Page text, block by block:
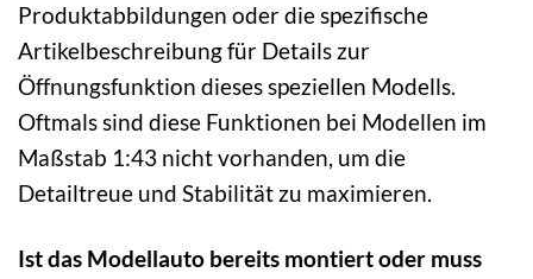
Produktabbildungen oder die spezifische
Artikelbeschreibung für Details zur
Öffnungsfunktion dieses speziellen Modells.
Oftmals sind diese Funktionen bei Modellen im
Maßstab 1:43 nicht vorhanden, um die
Detailtreue und Stabilität zu maximieren.
Ist das Modellauto bereits montiert oder muss